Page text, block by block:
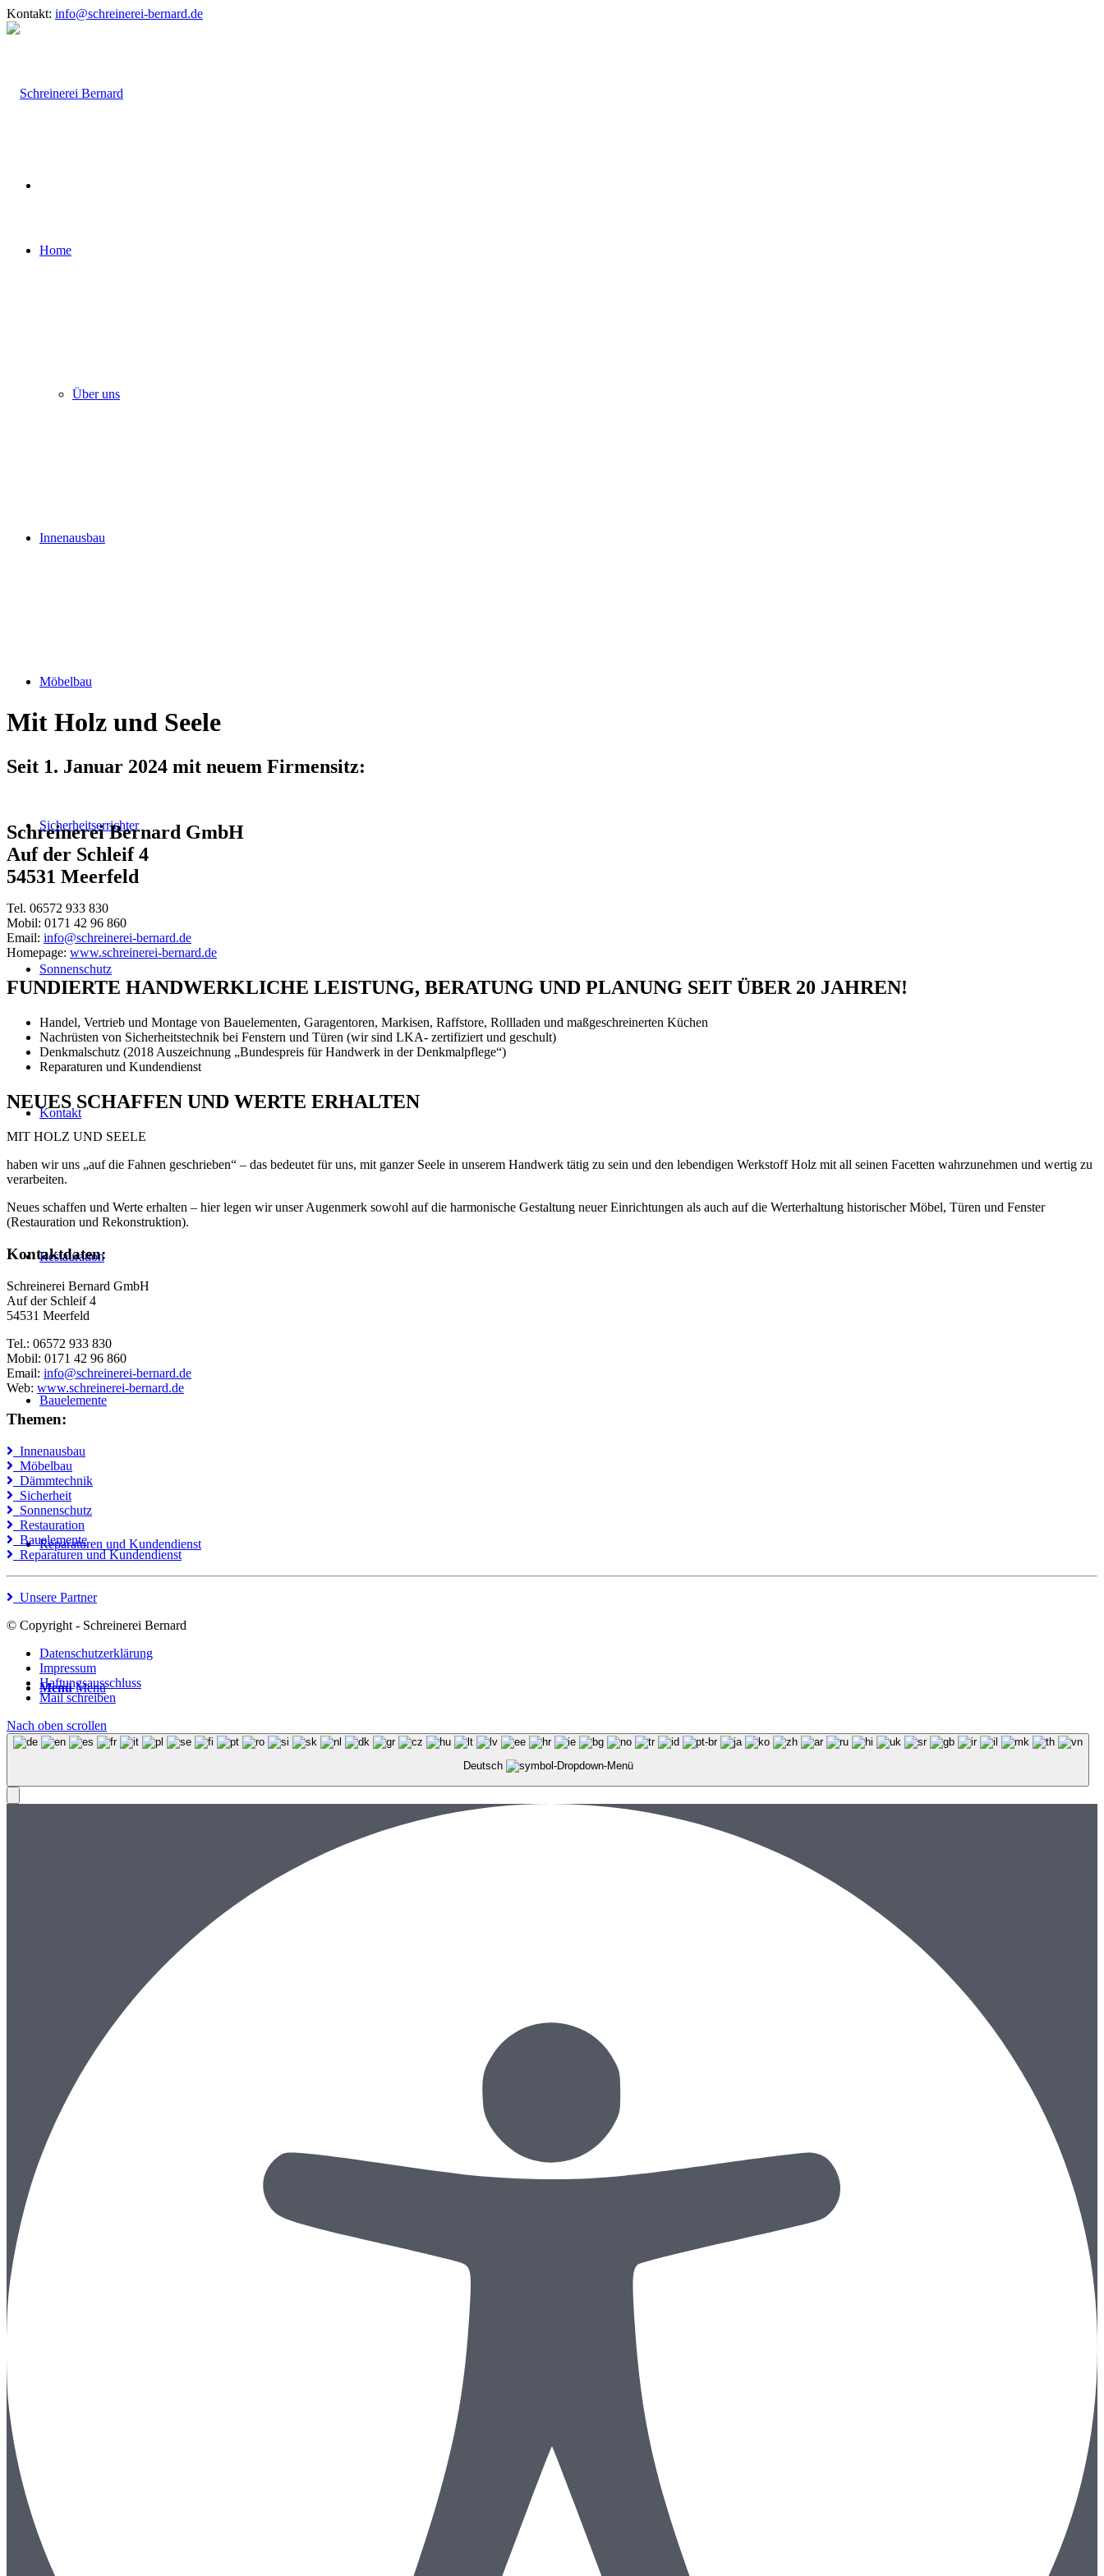
Kontakt: info@schreinerei-bernard.de
Home
Über uns
Innenausbau
Möbelbau
Sicherheitserrichter
Sonnenschutz
Kontakt
Restauration
Bauelemente
Reparaturen und Kundendienst
Menü Menü
Mit Holz und Seele
Seit 1. Januar 2024 mit neuem Firmensitz:
Schreinerei Bernard GmbH
Auf der Schleif 4
54531 Meerfeld
Tel. 06572 933 830
Mobil: 0171 42 96 860
Email: info@schreinerei-bernard.de
Homepage: www.schreinerei-bernard.de
FUNDIERTE HANDWERKLICHE LEISTUNG, BERATUNG UND PLANUNG SEIT ÜBER 20 JAHREN!
Handel, Vertrieb und Montage von Bauelementen, Garagentoren, Markisen, Raffstore, Rollladen und maßgeschreinerten Küchen
Nachrüsten von Sicherheitstechnik bei Fenstern und Türen (wir sind LKA- zertifiziert und geschult)
Denkmalschutz (2018 Auszeichnung „Bundespreis für Handwerk in der Denkmalpflege“)
Reparaturen und Kundendienst
NEUES SCHAFFEN UND WERTE ERHALTEN
MIT HOLZ UND SEELE
haben wir uns „auf die Fahnen geschrieben“ – das bedeutet für uns, mit ganzer Seele in unserem Handwerk tätig zu sein und den lebendigen Werkstoff Holz mit all seinen Facetten wahrzunehmen und wertig zu
verarbeiten.
Neues schaffen und Werte erhalten – hier legen wir unser Augenmerk sowohl auf die harmonische Gestaltung neuer Einrichtungen als auch auf die Werterhaltung historischer Möbel, Türen und Fenster
(Restauration und Rekonstruktion).
Kontaktdaten:
Schreinerei Bernard GmbH
Auf der Schleif 4
54531 Meerfeld
Tel.: 06572 933 830
Mobil: 0171 42 96 860
Email: info@schreinerei-bernard.de
Web: www.schreinerei-bernard.de
Themen:
Innenausbau
Möbelbau
Dämmtechnik
Sicherheit
Sonnenschutz
Restauration
Bauelemente
Reparaturen und Kundendienst
Unsere Partner
© Copyright - Schreinerei Bernard
Datenschutzerklärung
Impressum
Haftungsausschluss
Mail schreiben
Nach oben scrollen
Deutsch